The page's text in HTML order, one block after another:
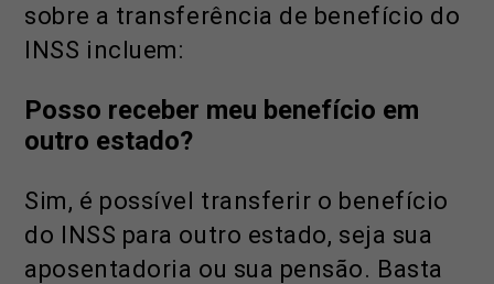
sobre a transferência de benefício do
INSS incluem:
Posso receber meu benefício em
outro estado?
Sim, é possível transferir o benefício
do INSS para outro estado, seja sua
aposentadoria ou sua pensão. Basta